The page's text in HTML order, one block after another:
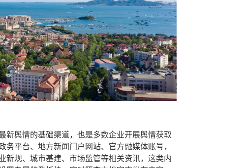
新舆情的基础渠道，也是多数企业开展舆情获取
务平台、地方新闻门户网站、官方融媒体账号，
新规、城市基建、市场监管等相关资讯，这类内